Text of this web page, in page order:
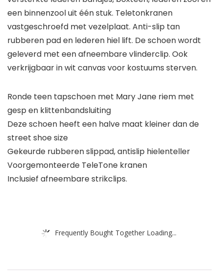
een binnenzool uit één stuk. Teletonkranen
vastgeschroefd met vezelplaat. Anti-slip tan
rubberen pad en lederen hiel lift. De schoen wordt
geleverd met een afneembare vlinderclip. Ook
verkrijgbaar in wit canvas voor kostuums sterven.
Ronde teen tapschoen met Mary Jane riem met
gesp en klittenbandsluiting
Deze schoen heeft een halve maat kleiner dan de
street shoe size
Gekeurde rubberen slippad, antislip hielenteller
Voorgemonteerde TeleTone kranen
Inclusief afneembare strikclips.
Frequently Bought Together Loading...